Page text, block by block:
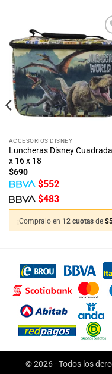
a
de
ACCESORIOS DISNEY
Luncheras Disney
x 16 x 18
$690
$552
$483
¡Compralo en 12 cuotas de $
© 2026 - Todos los